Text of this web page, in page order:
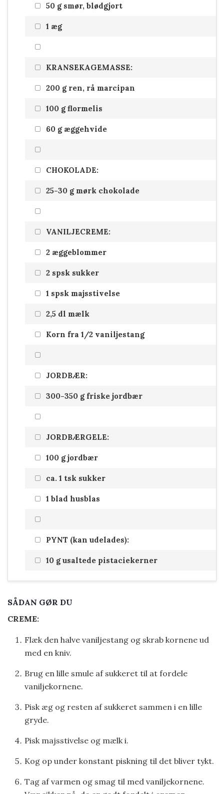
50 g smør, blødgjort
1 æg
KRANSEKAGEMASSE:
200 g ren, rå marcipan
100 g flormelis
60 g æggehvide
CHOKOLADE:
25-30 g mørk chokolade
VANILJECREME:
2 æggeblommer
2 spsk sukker
1 spsk majsstivelse
2,5 dl mælk
Korn fra 1/2 vaniljestang
JORDBÆR:
300-350 g friske jordbær
JORDBÆRGELE:
100 g jordbær
ca. 1 tsk sukker
1 blad husblas
PYNT (kan udelades):
10 g usaltede pistaciekerner
SÅDAN GØR DU
CREME:
Flæk den halve vaniljestang og skrab kornene ud
med en kniv.
Brug en lille smule af sukkeret til at fordele
vaniljekornene.
Pisk æg og resten af sukkeret sammen i en lille
gryde.
Pisk majsstivelse og mælk i.
Kog op under konstant piskning til det bliver tykt.
Tag af varmen og smag til med vaniljekornene.